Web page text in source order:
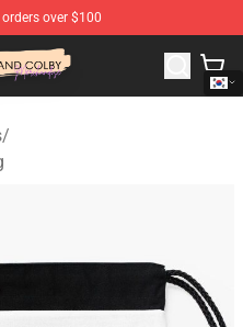
over $100
Sam And Colby
/